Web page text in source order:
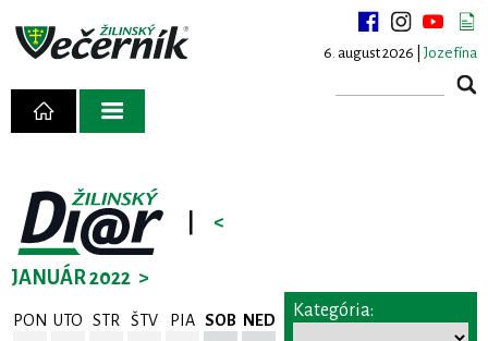
6. august 2026 | Jozefína
<
JANUÁR 2022 >
PON UTO STR ŠTV PIA SOB NED Kategória: